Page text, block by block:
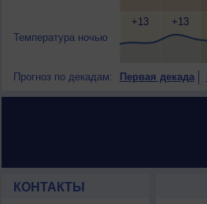
Температура ночью
+13 +13
Прогноз по декадам: Первая декада
КОНТАКТЫ